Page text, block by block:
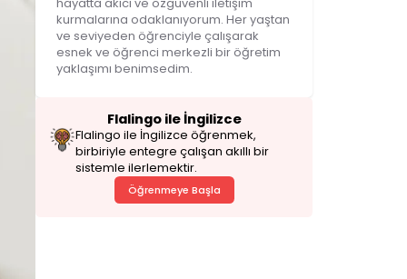
kurmalarına odaklanıyorum. Her yaştan
ve seviyeden öğrenciyle çalışarak
esnek ve öğrenci merkezli bir öğretim
yaklaşımı benimsedim.
Flalingo ile İngilizce
Flalingo ile İngilizce öğrenmek,
birbiriyle entegre çalışan akıllı bir
sistemle ilerlemektir.
Öğrenmeye Başla